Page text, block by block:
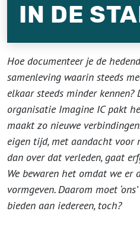
IN DE
Hoe documenteer je de
samenleving waarin steeds
elkaar steeds minder kennen?
organisatie Imagine IC pakt
maakt zo nieuwe
eigen tijd, met aandacht voor
dan over dat verleden, gaat
We bewaren het omdat we er
vormgeven. Daarom moet
bieden aan iedereen, toch?